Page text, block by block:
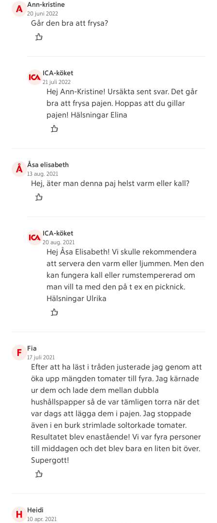
A Ann-kristine
20 juni 2022
Går den bra att frysa?
ICA-köket
21 juli 2022
Hej Ann-Kristine! Ursäkta sent svar. Det går
bra att frysa pajen. Hoppas att du gillar
pajen! Hälsningar Elina
Å Åsa elisabeth
13 aug. 2021
Hej, äter man denna paj helst varm eller kall?
ICA-köket
20 aug. 2021
Hej Åsa Elisabeth! Vi skulle rekommendera
att servera den varm eller ljummen. Men den
kan fungera kall eller rumstempererad om
man vill ta med den på t ex en picknick.
Hälsningar Ulrika
F Fia
17 juli 2021
Efter att ha läst i tråden justerade jag genom att
öka upp mängden tomater till fyra. Jag kärnade
ur dem och lade dem mellan dubbla
hushållspapper så de var tämligen torra när det
var dags att lägga dem i pajen. Jag stoppade
även i en burk strimlade soltorkade tomater.
Resultatet blev enastående! Vi var fyra personer
till middagen och det blev bara en liten bit över.
Supergott!
H Heidi
10 apr. 2021